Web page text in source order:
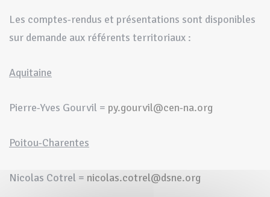
Les comptes-rendus et présentations sont disponibles
sur demande aux référents territoriaux :
Aquitaine
Pierre-Yves Gourvil = py.gourvil@cen-na.org
Poitou-Charentes
Nicolas Cotrel = nicolas.cotrel@dsne.org